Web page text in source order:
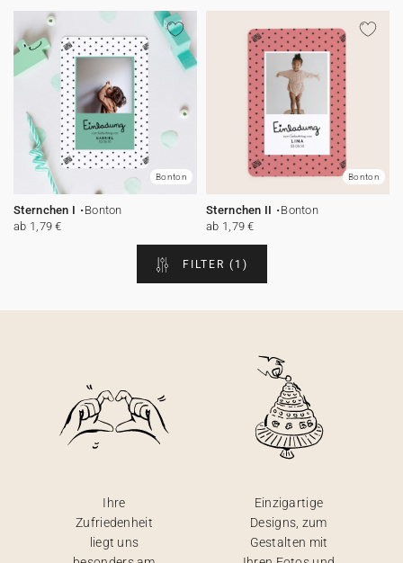
Bonton
Sternchen I
Bonton
ab 1,79 €
Bonton
Sternchen II
Bonton
ab 1,79 €
FILTER (1)
Ihre
Zufriedenheit
liegt uns
Einzigartige
Designs, zum
Gestalten mit